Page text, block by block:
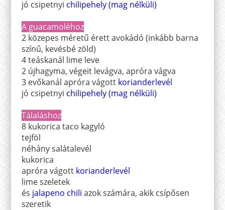
jó csipetnyi chilipehely (mag nélküli)
A guacamoléhoz
2 közepes méretű érett avokádó (inkább barna
színű, kevésbé zöld)
4 teáskanál lime leve
2 újhagyma, végeit levágva, apróra vágva
3 evőkanál apróra vágott korianderlevél
jó csipetnyi chilipehely (mag nélküli)
Tálaláshoz
8 kukorica taco kagyló
tejföl
néhány salátalevél
kukorica
apróra vágott korianderlevél
lime szeletek
és jalapeno chili azok számára, akik csípősen
szeretik